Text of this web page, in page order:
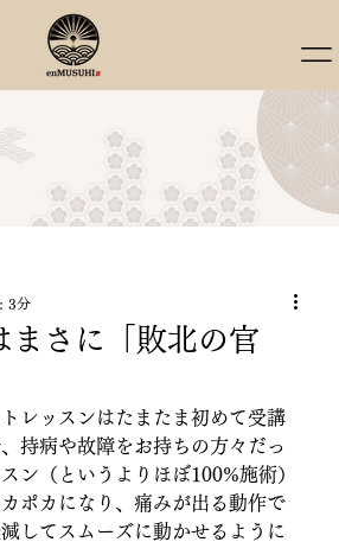
まさに「敗北の官
3分
レッスンはたまたま初めて受講
持病や故障をお持ちの方々だっ
ン（というよりほぼ100%施術）
ポカになり、痛みが出る動作で
してスムーズに動かせるように